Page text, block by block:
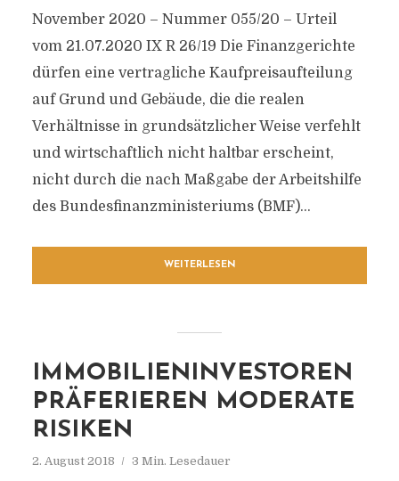
November 2020 – Nummer 055/20 – Urteil
vom 21.07.2020 IX R 26/19 Die Finanzgerichte
dürfen eine vertragliche Kaufpreisaufteilung
auf Grund und Gebäude, die die realen
Verhältnisse in grundsätzlicher Weise verfehlt
und wirtschaftlich nicht haltbar erscheint,
nicht durch die nach Maßgabe der Arbeitshilfe
des Bundesfinanzministeriums (BMF)...
WEITERLESEN
IMMOBILIENINVESTOREN
PRÄFERIEREN MODERATE
RISIKEN
2. August 2018 3 Min. Lesedauer